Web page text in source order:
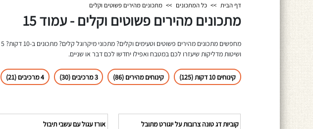
דף הבית >> כל המתכונים >> מתכונים מהירים פשוטים וקלים
מתכונים מהירים פשוטים וקלים - עמוד 15
ושיטות מדליקות שיעזרו לכם במטבח ואפילו יחדשו לכם דבר או שניים.
קינוחים 10 דקות (125) קינוחים מהירים (86) 3 מרכיבים (30) 4 מרכיבים (21)
קוביות דג טונה צרובות על יוגורט מתובל אורז עגול עם עשבי תיבול